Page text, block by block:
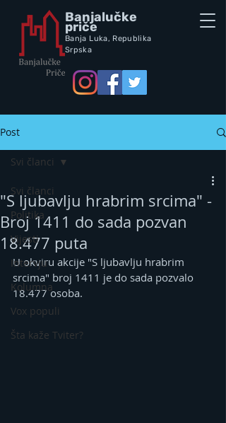
Banjalučke
priče
Banja Luka, Republika
Srpska
Post
Svi članci
Politika
Vijesti
Intervju
Kolumna
Vox populi
Šta kaže Tviter?
Svi članci
"S ljubavlju hrabrim srcima" -
Broj 1411 do sada pozvan
18.477 puta
U okviru akcije "S ljubavlju hrabrim
srcima" broj 1411 je do sada pozvalo
18.477 osoba.